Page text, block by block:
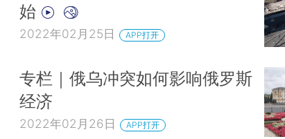
始
2022年02月25日 APP打开
专栏｜俄乌冲突如何影响俄罗斯
经济
2022年02月26日 APP打开